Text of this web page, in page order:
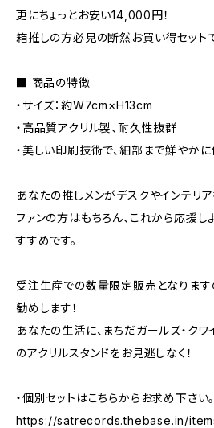
更にちょっとお安い14,000円！
箱推しの方必見の断然お買い得セットで
■ 商品の特徴
・サイズ：約W7cm×H13cm
・高品質アクリル製、耐久性抜群
・美しい印刷技術で、細部まで鮮やか
あなたの推しメンがデスクやインテリア
ファンの方はもちろん、これから応援
すすめです。
受注生産での数量限定販売となります
勧めします！
あなたの生活に、まちだガールズ・ク
のアクリルスタンドをお見逃しなく！
・個別セットはこちらからお求め下さい。
https://satrecords.thebase.in/